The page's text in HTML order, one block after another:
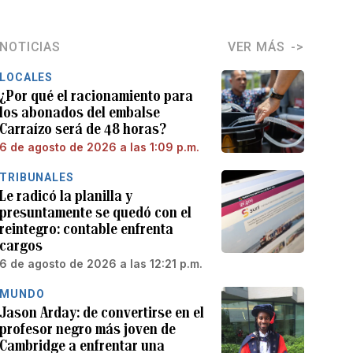
NOTICIAS VER MÁS
LOCALES
¿Por qué el racionamiento para
los abonados del embalse
Carraízo será de 48 horas?
6 de agosto de 2026 a las 1:09 p.m.
TRIBUNALES
Le radicó la planilla y
presuntamente se quedó con el
reintegro: contable enfrenta
cargos
6 de agosto de 2026 a las 12:21 p.m.
MUNDO
Jason Arday: de convertirse en el
profesor negro más joven de
Cambridge a enfrentar una